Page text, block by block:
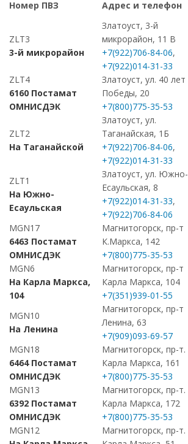
Номер ПВЗ Адрес и телефон
ZLT3
3-й микрорайон
Златоуст, 3-й
микрорайон, 11 В
+7(922)706-84-06,
+7(922)014-31-33
ZLT4
6160 Постамат
ОМНИСДЭК
Златоуст, ул. 40 лет
Победы, 20
+7(800)775-35-53
ZLT2
На Таганайской
Златоуст, ул.
Таганайская, 1Б
+7(922)706-84-06,
+7(922)014-31-33
ZLT1
На Южно-
Есаульская
Златоуст, ул. Южно-
Есаульская, 8
+7(922)014-31-33,
+7(922)706-84-06
MGN17
6463 Постамат
ОМНИСДЭК
Магнитогорск, пр-т
К.Маркса, 142
+7(800)775-35-53
MGN6
На Карла Маркса,
104
Магнитогорск, пр-т
Карла Маркса, 104
+7(351)939-01-55
MGN10
На Ленина
Магнитогорск, пр-т
Ленина, 63
+7(909)093-69-57
MGN18
6464 Постамат
ОМНИСДЭК
Магнитогорск, пр-т.
Карла Маркса, 161
+7(800)775-35-53
MGN13
6392 Постамат
ОМНИСДЭК
Магнитогорск, пр-т.
Карла Маркса, 172
+7(800)775-35-53
MGN12
Магнитогорск, пр-т.